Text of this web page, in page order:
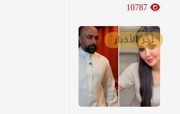
آخر الأخبار